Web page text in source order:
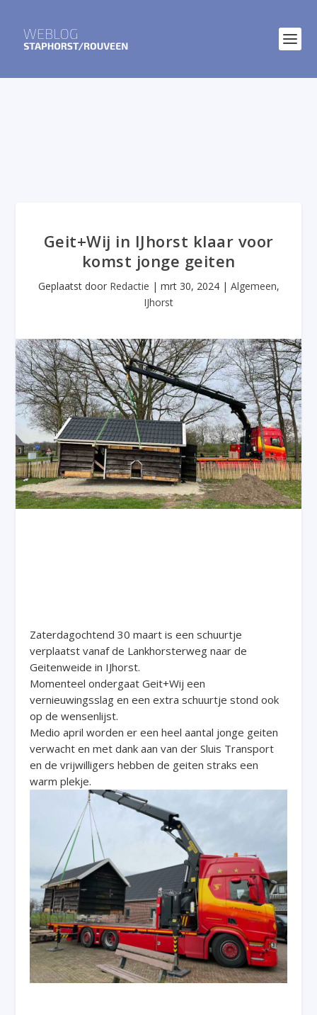
Geit+Wij in IJhorst klaar voor
komst jonge geiten
Geplaatst door Redactie | mrt 30, 2024| Algemeen,
IJhorst
Zaterdagochtend 30 maart is een schuurtje
verplaatst vanaf de Lankhorsterweg naar de
Geitenweide in IJhorst.
Momenteel ondergaat Geit+Wij een
vernieuwingsslag en een extra schuurtje stond ook
op de wensenlijst.
Medio april worden er een heel aantal jonge geiten
verwacht en met dank aan van der Sluis Transport
en de vrijwilligers hebben de geiten straks een
warm plekje.